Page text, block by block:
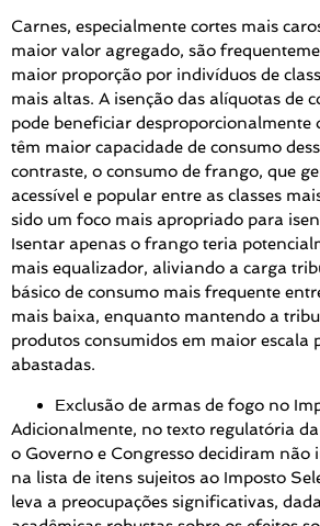
Carnes, especialmente cortes mais
maior valor agregado, são
maior proporção por indivíduos de
mais altas. A isenção das alíquotas de
pode beneficiar desproporcionalmente
têm maior capacidade de consumo
contraste, o consumo de frango, que
acessível e popular entre as classes
sido um foco mais apropriado para
Isentar apenas o frango teria
mais equalizador, aliviando a carga
básico de consumo mais frequente
mais baixa, enquanto mantendo a
produtos consumidos em maior escala
abastadas.
Exclusão de armas de fogo no
Adicionalmente, no texto regulatória
o Governo e Congresso decidiram não
na lista de itens sujeitos ao Imposto
leva a preocupações significativas,